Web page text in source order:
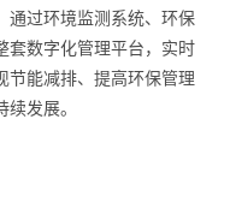
通过环境监测系统、环保
套数字化管理平台，实时
节能减排、提高环保管理
发展。